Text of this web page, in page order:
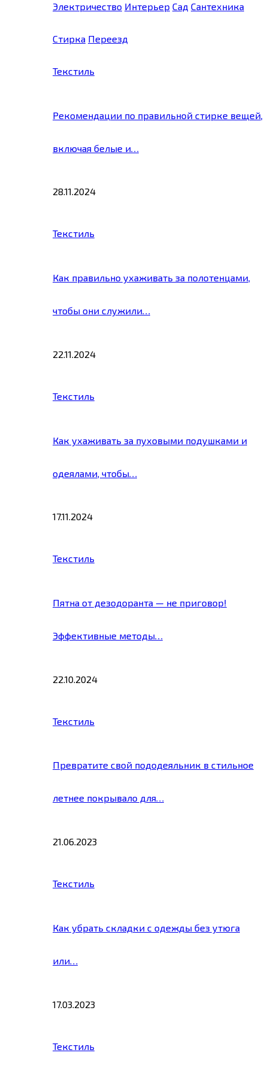
Электричество Интерьер Сад Сантехника
Стирка Переезд
Текстиль
Рекомендации по правильной стирке вещей,
включая белые и…
28.11.2024
Текстиль
Как правильно ухаживать за полотенцами,
чтобы они служили…
22.11.2024
Текстиль
Как ухаживать за пуховыми подушками и
одеялами, чтобы…
17.11.2024
Текстиль
Пятна от дезодоранта — не приговор!
Эффективные методы…
22.10.2024
Текстиль
Превратите свой пододеяльник в стильное
летнее покрывало для…
21.06.2023
Текстиль
Как убрать складки с одежды без утюга
или…
17.03.2023
Текстиль